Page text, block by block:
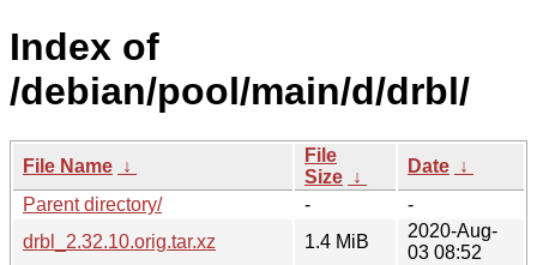
Index of
/debian/pool/main/d/drbl/
File Name ↓
File
Size ↓
Date ↓
Parent directory/
-
-
drbl_2.32.10.orig.tar.xz
1.4 MiB
2020-Aug-
03 08:52